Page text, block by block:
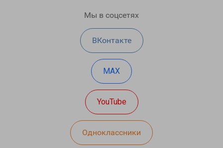
Мы в соцсетях
ВКонтакте
MAX
YouTube
Одноклассники